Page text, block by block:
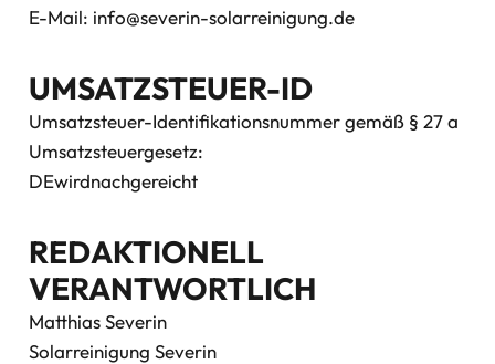
E-Mail: info@severin-solarreinigung.de
UMSATZSTEUER-ID
Umsatzsteuer-Identifikationsnummer gemäß § 27 a
Umsatzsteuergesetz:
DEwirdnachgereicht
REDAKTIONELL
VERANTWORTLICH
Matthias Severin
Solarreinigung Severin